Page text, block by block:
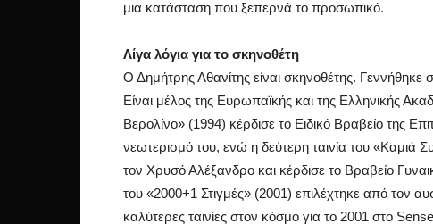
μια κατάσταση που ξεπερνά το προσωπικό.
Λίγα λόγια για το σκηνοθέτη
Ο Δημήτρης Αθανίτης είναι σκηνοθέτης. Γεννήθηκε
Είναι μέλος της Ευρωπαϊκής και της Ελληνικής
Βερολίνο» (1994) κέρδισε το Ειδικό Βραβείο της
νεωτερισμό του, ενώ η δεύτερη ταινία του «Καμιά
τον Χρυσό Αλέξανδρο και κέρδισε το Βραβείο
του «2000+1 Στιγμές» (2001) επιλέχτηκε από τον
καλύτερες ταινίες στον κόσμο για το 2001 στο